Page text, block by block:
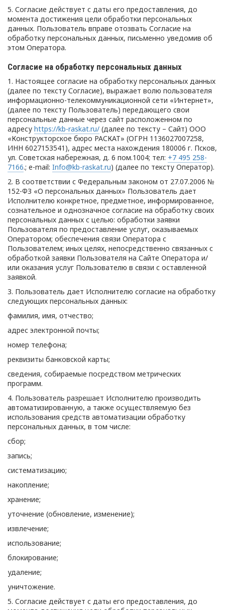
5. Согласие действует с даты его предоставления, до
момента достижения цели обработки персональных
данных. Пользователь вправе отозвать Согласие на
обработку персональных данных, письменно уведомив об
этом Оператора.
Согласие на обработку персональных данных
1. Настоящее согласие на обработку персональных данных
(далее по тексту Согласие), выражает волю пользователя
информационно-телекоммуникационной сети «Интернет»,
(далее по тексту Пользователь) передающего свои
персональные данные через сайт расположенном по
адресу https://kb-raskat.ru/ (далее по тексту – Сайт) ООО
«Конструкторское бюро РАСКАТ» (ОГРН 1136027007258,
ИНН 6027153541), адрес места нахождения 180006 г. Псков,
ул. Советская набережная, д. 6 пом.1004; тел: +7 495 258-
7166.; e-mail: Info@kb-raskat.ru) (далее по тексту Оператор).
2. В соответствии с Федеральным законом от 27.07.2006 №
152-ФЗ «О персональных данных» Пользователь дает
Исполнителю конкретное, предметное, информированное,
сознательное и однозначное согласие на обработку своих
персональных данных с целью: обработки заявки
Пользователя по предоставление услуг, оказываемых
Оператором; обеспечения связи Оператора с
Пользователем; иных целях, непосредственно связанных с
обработкой заявки Пользователя на Сайте Оператора и/
или оказания услуг Пользователю в связи с оставленной
заявкой.
3. Пользователь дает Исполнителю согласие на обработку
следующих персональных данных:
фамилия, имя, отчество;
адрес электронной почты;
номер телефона;
реквизиты банковской карты;
сведения, собираемые посредством метрических
программ.
4. Пользователь разрешает Исполнителю производить
автоматизированную, а также осуществляемую без
использования средств автоматизации обработку
персональных данных, в том числе:
сбор;
запись;
систематизацию;
накопление;
хранение;
уточнение (обновление, изменение);
извлечение;
использование;
блокирование;
удаление;
уничтожение.
5. Согласие действует с даты его предоставления, до